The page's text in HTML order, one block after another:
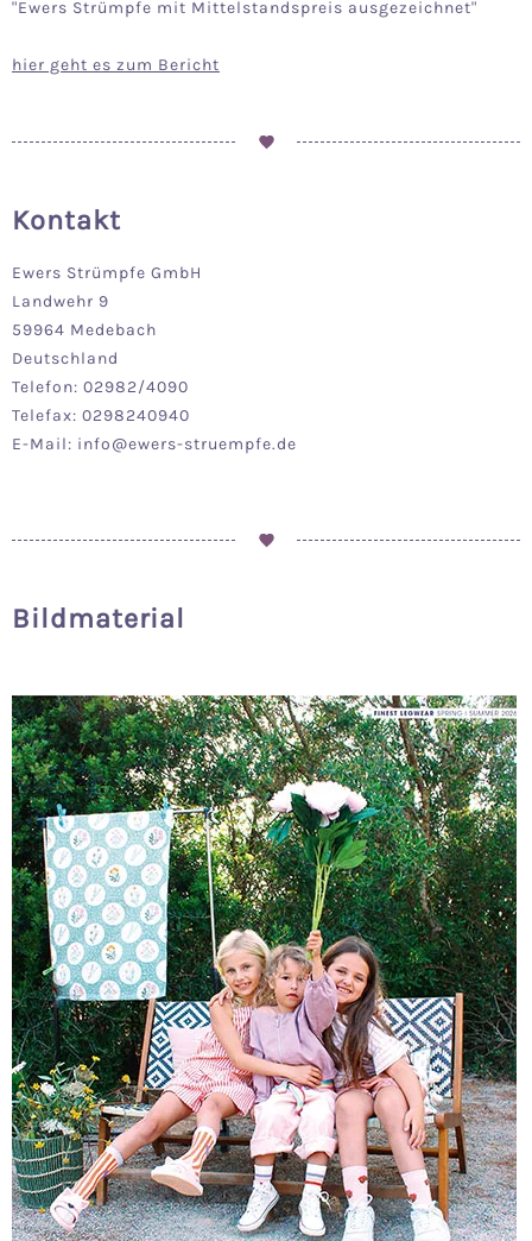
"Ewers Strümpfe mit Mittelstandspreis ausgezeichnet"
hier geht es zum Bericht
Kontakt
Ewers Strümpfe GmbH
Landwehr 9
59964 Medebach
Deutschland
Telefon: 02982/4090
Telefax: 0298240940
E-Mail: info@ewers-struempfe.de
Bildmaterial